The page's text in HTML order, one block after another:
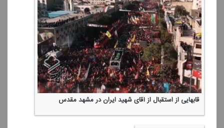
قابهایی از استقبال از آقای شهید ایران در مشهد مقدس